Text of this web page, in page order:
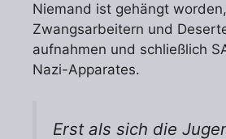
Niemand ist gehängt
Zwangsarbeitern und
aufnahmen und schließlich
Nazi-Apparates.
Erst als sich die